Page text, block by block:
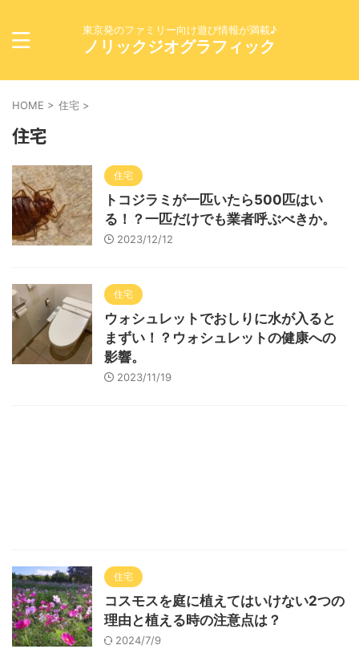
東京発のファミリー向け遊び情報が満載♪
ノリックジオグラフィック
HOME > 住宅 >
住宅
住宅
トコジラミが一匹いたら500匹はい
る！？一匹だけでも業者呼ぶべきか。
2023/12/12
住宅
ウォシュレットでおしりに水が入ると
まずい！？ウォシュレットの健康への
影響。
2023/11/19
住宅
コスモスを庭に植えてはいけない2つの
理由と植える時の注意点は？
2024/7/9